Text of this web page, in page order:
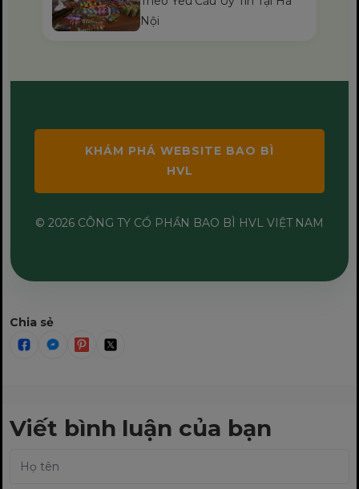
Nội
KHÁM PHÁ WEBSITE BAO BÌ
HVL
© 2026 CÔNG TY CỔ PHẦN BAO BÌ HVL VIỆT NAM
Chia sẻ
Viết bình luận của bạn